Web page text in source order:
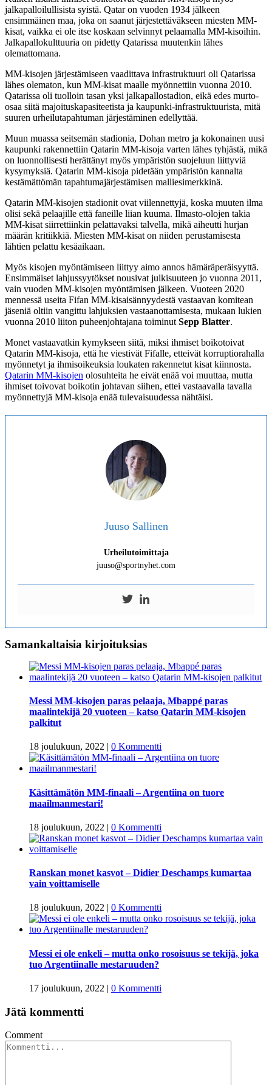
jalkapalloilullisista syistä. Qatar on vuoden 1934 jälkeen
ensimmäinen maa, joka on saanut järjestettäväkseen miesten MM-
kisat, vaikka ei ole itse koskaan selvinnyt pelaamalla MM-kisoihin.
Jalkapallokulttuuria on pidetty Qatarissa muutenkin lähes
olemattomana.
MM-kisojen järjestämiseen vaadittava infrastruktuuri oli Qatarissa
lähes olematon, kun MM-kisat maalle myönnettiin vuonna 2010.
Qatarissa oli tuolloin tasan yksi jalkapallostadion, eikä edes murto-
osaa siitä majoituskapasiteetista ja kaupunki-infrastruktuurista, mitä
suuren urheilutapahtuman järjestäminen edellyttää.
Muun muassa seitsemän stadionia, Dohan metro ja kokonainen uusi
kaupunki rakennettiin Qatarin MM-kisoja varten lähes tyhjästä, mikä
on luonnollisesti herättänyt myös ympäristön suojeluun liittyviä
kysymyksiä. Qatarin MM-kisoja pidetään ympäristön kannalta
kestämättömän tapahtumajärjestämisen malliesimerkkinä.
Qatarin MM-kisojen stadionit ovat viilennettyjä, koska muuten ilma
olisi sekä pelaajille että faneille liian kuuma. Ilmasto-olojen takia
MM-kisat siirrettiinkin pelattavaksi talvella, mikä aiheutti hurjan
määrän kritiikkiä. Miesten MM-kisat on niiden perustamisesta
lähtien pelattu kesäaikaan.
Myös kisojen myöntämiseen liittyy aimo annos hämäräperäisyyttä.
Ensimmäiset lahjussyytökset nousivat julkisuuteen jo vuonna 2011,
vain vuoden MM-kisojen myöntämisen jälkeen. Vuoteen 2020
mennessä useita Fifan MM-kisaisännyydestä vastaavan komitean
jäseniä oltiin vangittu lahjuksien vastaanottamisesta, mukaan lukien
vuonna 2010 liiton puheenjohtajana toiminut Sepp Blatter.
Monet vastaavatkin kymykseen siitä, miksi ihmiset boikotoivat
Qatarin MM-kisoja, että he viestivät Fifalle, etteivät korruptiorahalla
myönnetyt ja ihmisoikeuksia loukaten rakennetut kisat kiinnosta.
Qatarin MM-kisojen olosuhteita he eivät enää voi muuttaa, mutta
ihmiset toivovat boikotin johtavan siihen, ettei vastaavalla tavalla
myönnettyjä MM-kisoja enää tulevaisuudessa nähtäisi.
Juuso Sallinen
Urheilutoimittaja
juuso@sportnyhet.com
Samankaltaisia kirjoituksias
Messi MM-kisojen paras pelaaja, Mbappé paras
maalintekijä 20 vuoteen – katso Qatarin MM-kisojen
palkitut
18 joulukuun, 2022 | 0 Kommentti
Käsittämätön MM-finaali – Argentiina on tuore
maailmanmestari!
18 joulukuun, 2022 | 0 Kommentti
Ranskan monet kasvot – Didier Deschamps kumartaa
vain voittamiselle
18 joulukuun, 2022 0 Kommentti
Messi ei ole enkeli – mutta onko rosoisuus se tekijä, joka
tuo Argentiinalle mestaruuden?
17 joulukuun, 2022 | 0 Kommentti
Jätä kommentti
Comment